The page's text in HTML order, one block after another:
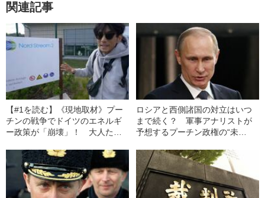
関連記事
【#1を読む】《現地取材》プー
チンの戦争でドイツのエネルギ
ー政策が「崩壊」！ 大人たち
《さらばノルドストリーム》
ロシアと西側諸国の対立はいつ
まで続く？ 軍事アナリストが
予想するプーチン政権の“未
態勢を再び…」